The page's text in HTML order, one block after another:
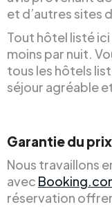
et d’autres sites
Tout hôtel listé
moins par nuit.
tous les hôtels
séjour agréable
Garantie du
Nous travaillons
avec
réservation